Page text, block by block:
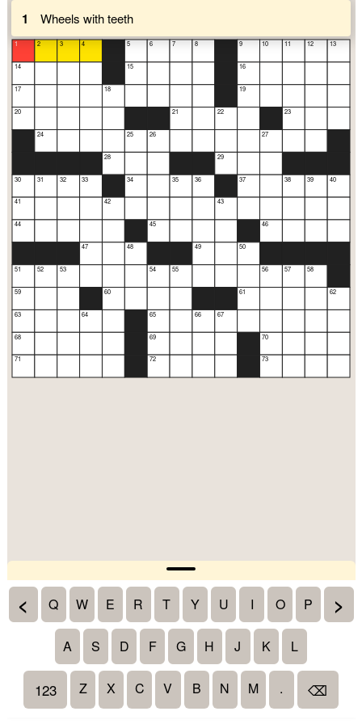
1 Wheels with teeth
1
14
17
20
30
41
44
51
59
63
68
71
2
24
31
52
3
32
53
4
33
47
64
18
28
42
60
5
15
25
34
48
6
26
45
54
65
69
72
7
21
35
55
8
36
49
66
22
29
43
67
9
16
19
37
50
61
10
27
46
56
70
73
11
23
38
57
12
39
58
13
40
62
< Q W E R T Y U I O P >
A S D F G H J K L
123 Z X C V B N M . ⌫